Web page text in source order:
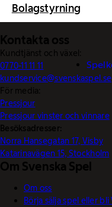
Bolagstyrning
Kontakta oss
Kundtjänst och växel:
0770-11 11 11
kundservice@svenskaspel.se
För media:
Pressjour
Pressjour vinster och vinnare
Besöksadresser:
Norra Hansegatan 17, Visby
Katarinavägen 15, Stockholm
Om Svenska Spel
Om oss
Börja sälja spel eller